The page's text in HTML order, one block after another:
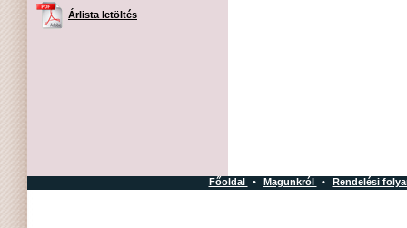
Árlista letöltés
Főoldal • Magunkról • Rendelési